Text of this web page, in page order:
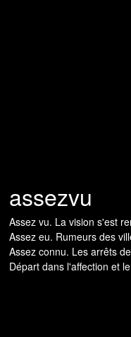
assezvu
Assez vu. La vision s'est
Assez eu. Rumeurs des
Assez connu. Les arrêts
Départ dans l'affection et